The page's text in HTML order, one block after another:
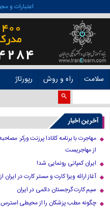
اعتبارات و
سلامت راه و روش رپورتاژ
آخرین اخبار
مهاجرت با برنامه کانادا پرزنت ورکر:
از مهاجریست
ایران کمپانی رونمایی شد!
آغاز ارائه ویزا کارت و مستر کارت در ایران از
سیم کارت گرجستان دائمی در ایران
چگونه مطب پزشکان را از محیطی استرس